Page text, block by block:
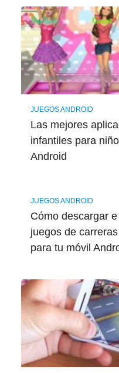
JUEGOS ANDROID
Las mejores
infantiles para
Android
JUEGOS ANDROID
Cómo descargar
juegos de
para tu móvil